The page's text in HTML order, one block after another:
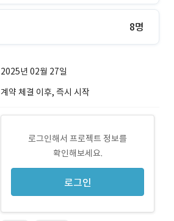
8명
2025년 02월 27일
계약 체결 이후, 즉시 시작
로그인해서 프로젝트 정보를
확인해보세요.
로그인